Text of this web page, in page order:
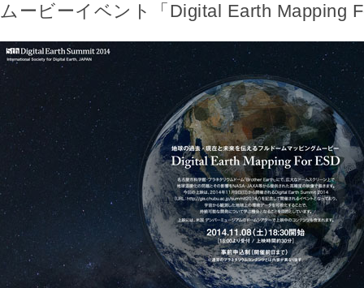
ムービーイベント「Digital Earth Mapping